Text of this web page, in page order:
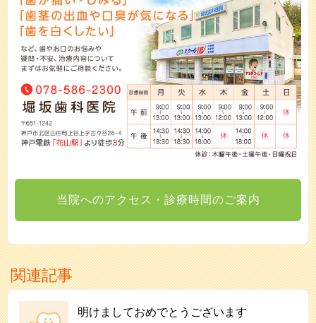
当院へのアクセス・診療時間のご案内
関連記事
明けましておめでとうございます